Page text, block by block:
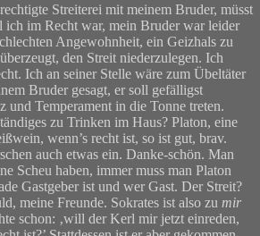
Streiterei mit meinem Bruder, müsst
im Recht war, mein Bruder war leider
Angewohnheit, ein Geizhals zu
den Streit niederzulegen. Ich
Ich an seiner Stelle wäre zum Übeltäter
Bruder gesagt, er soll gefälligst
und Temperament in die Tonne treten.
zu Trinken im Haus? Platon, eine
wenn’s recht ist, so ist gut, brav.
auch etwas ein. Danke-schön. Man
Scheu haben, immer muss man Platon
Gastgeber ist und wer Gast. Der Streit?
meine Freunde. Sokrates ist also zu mir
schon: ‚will der Kerl mir jetzt einreden,